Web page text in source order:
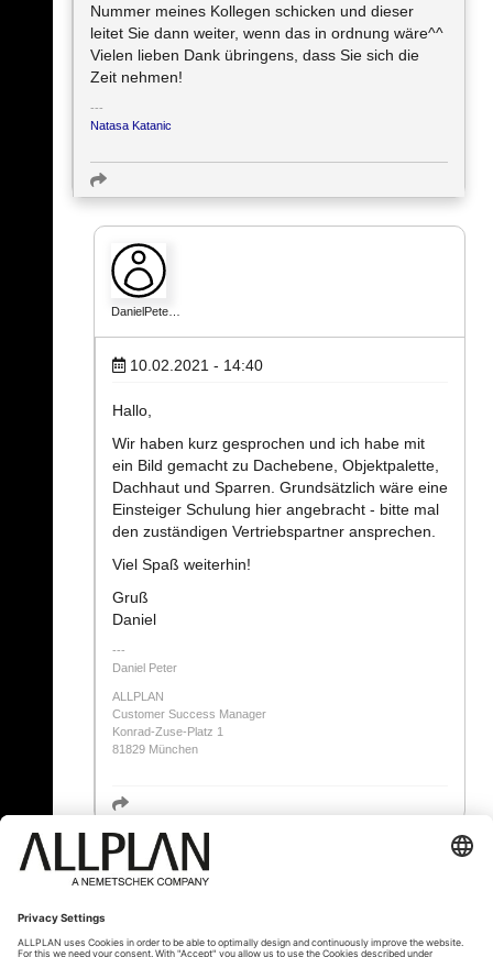
Nummer meines Kollegen schicken und dieser
leitet Sie dann weiter, wenn das in ordnung wäre^^
Vielen lieben Dank übringens, dass Sie sich die
Zeit nehmen!
Natasa Katanic
DanielPete…
10.02.2021 - 14:40
Hallo,
Wir haben kurz gesprochen und ich habe mit
ein Bild gemacht zu Dachebene, Objektpalette,
Dachhaut und Sparren. Grundsätzlich wäre eine
Einsteiger Schulung hier angebracht - bitte mal
den zuständigen Vertriebspartner ansprechen.
Viel Spaß weiterhin!
Gruß
Daniel
Daniel Peter
ALLPLAN
Customer Success Manager
Konrad-Zuse-Platz 1
81829 München
« Zurück